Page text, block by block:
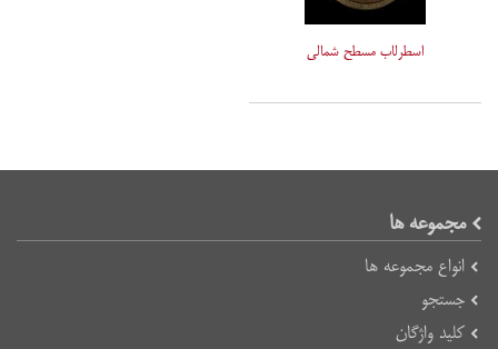
اسطرلاب مسطح شمالی
مجموعه ها
انواع مجموعه ها
جستجو
کلید واژگان